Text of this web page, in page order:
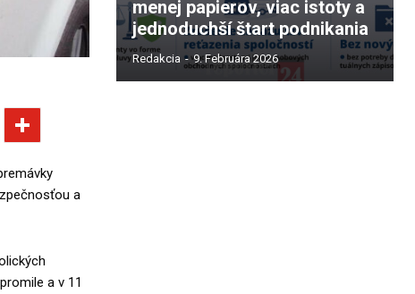
a
a v 11
menej papierov, viac istoty a
jednoduchší štart podnikania
Redakcia - 9. Februára 2026